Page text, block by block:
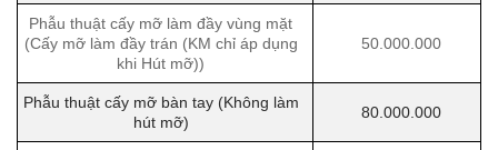
Phẫu thuật cấy mỡ làm đầy vùng mặt
(Cấy mỡ làm đầy trán (KM chỉ áp dụng
khi Hút mỡ))
50.000.000
Phẫu thuật cấy mỡ bàn tay (Không làm
hút mỡ)
80.000.000